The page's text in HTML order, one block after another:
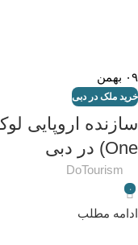
۰۹ بهمن
خرید ملک در دبی
One) در دبی
DoTourism
۰
ادامه مطلب